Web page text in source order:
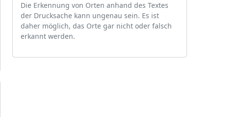
Die Erkennung von Orten anhand des Textes
der Drucksache kann ungenau sein. Es ist
daher möglich, das Orte gar nicht oder falsch
erkannt werden.